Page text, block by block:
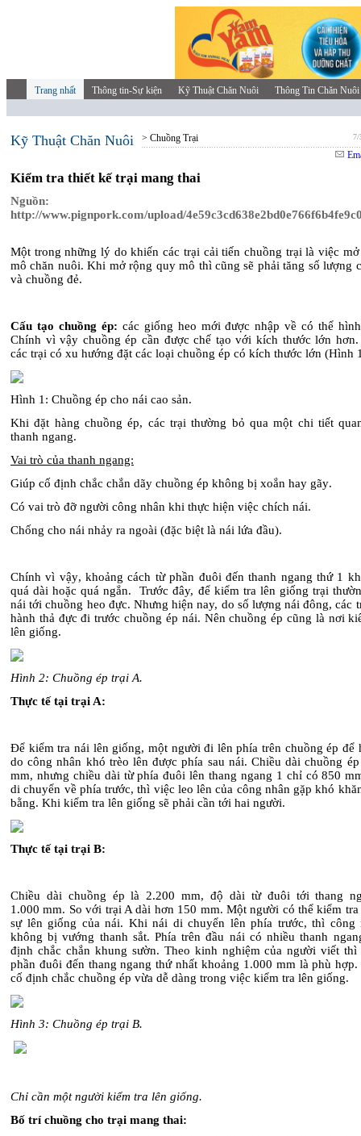
Trang nhất Thông tin-Sự kiện Kỹ Thuật Chăn Nuôi Thông Tin Chăn Nuôi
Kỹ Thuật Chăn Nuôi > Chuồng Trại 7/
Kiểm tra thiết kế trại mang thai
Nguồn:
http://www.pignpork.com/upload/
Một trong những lý do khiến các trại cải tiến chuồng trại là việc
mô chăn nuôi. Khi mở rộng quy mô thì cũng sẽ phải tăng số lượng
và chuồng đẻ.
Cấu tạo chuồng ép: các giống heo mới được nhập về có thể
Chính vì vậy chuồng ép cần được chế tạo với kích thước lớn hơn.
các trại có xu hướng đặt các loại chuồng ép có kích thước lớn (Hình
Hình 1: Chuồng ép cho nái cao sản.
Khi đặt hàng chuồng ép, các trại thường bỏ qua một chi tiết
thanh ngang.
Vai trò của thanh ngang:
Giúp cố định chắc chắn dãy chuồng ép không bị xoắn hay gãy.
Có vai trò đỡ người công nhân khi thực hiện việc chích nái.
Chống cho nái nhảy ra ngoài (đặc biệt là nái lứa đầu).
Chính vì vậy,khoảng cách từ phần đuôi đến thanh ngang thứ 1
quá dài hoặc quá ngắn. Trước đây, để kiểm tra lên giống trại
nái tới chuồng heo đực. Nhưng hiện nay, do số lượng nái đông, các
hành thả đực đi trước chuồng ép nái. Nên chuồng ép cũng là nơi
lên giống.
Hình 2: Chuồng ép trại A.
Thực tế tại trại A:
Để kiểm tra nái lên giống, một người đi lên phía trên chuồng ép để
do công nhân khó trèo lên được phía sau nái. Chiều dài chuồng
mm, nhưng chiều dài từ phía đuôi lên thang ngang 1 chỉ có 850
di chuyển về phía trước, thì việc leo lên của công nhân gặp khó
bằng. Khi kiểm tra lên giống sẽ phải cần tới hai người.
Thực tế tại trại B:
Chiều dài chuồng ép là 2.200 mm, độ dài từ đuôi tới thang
1.000 mm. So với trại A dài hơn 150 mm. Một người có thể kiểm tra
sự lên giống của nái. Khi nái di chuyển lên phía trước, thì công
không bị vướng thanh sắt. Phía trên đầu nái có nhiều thanh
định chắc chắn khung sườn. Theo kinh nghiệm của người viết
phần đuôi đến thang ngang thứ nhất khoảng 1.000 mm là phù
cố định chắc chuồng ép vừa dễ dàng trong việc kiểm tra lên giống.
Hình 3: Chuồng ép trại B.
Chỉ cần một người kiểm tra lên giống.
Bố trí chuồng cho trại mang thai: